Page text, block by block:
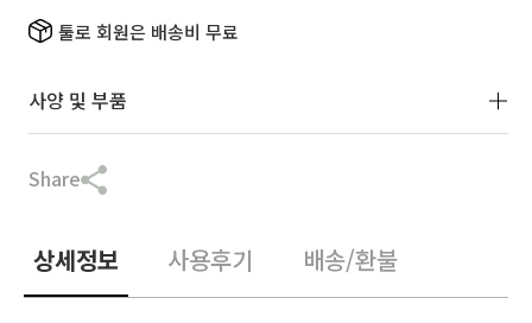
툴로 회원은 배송비 무료
사양 및 부품
Share
상세정보 사용후기 배송/환불